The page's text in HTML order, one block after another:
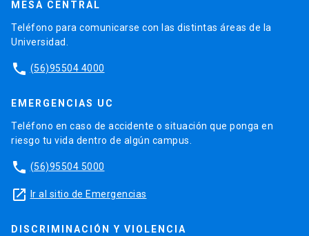
MESA CENTRAL
Teléfono para comunicarse con las distintas áreas de la
Universidad.
phone (56)95504 4000
EMERGENCIAS UC
Teléfono en caso de accidente o situación que ponga en
riesgo tu vida dentro de algún campus.
phone (56)95504 5000
launch Ir al sitio de Emergencias
DISCRIMINACIÓN Y VIOLENCIA